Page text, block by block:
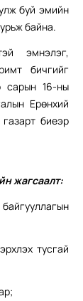
буй эмийн
байна.
эмнэлэг,
бичгийг
сарын 16-ны
Ерөнхий
биеэр
жагсаалт:
тусгай